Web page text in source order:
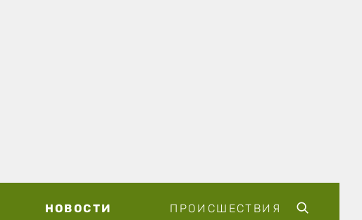
НОВОСТИ ПРОИСШЕСТВИЯ